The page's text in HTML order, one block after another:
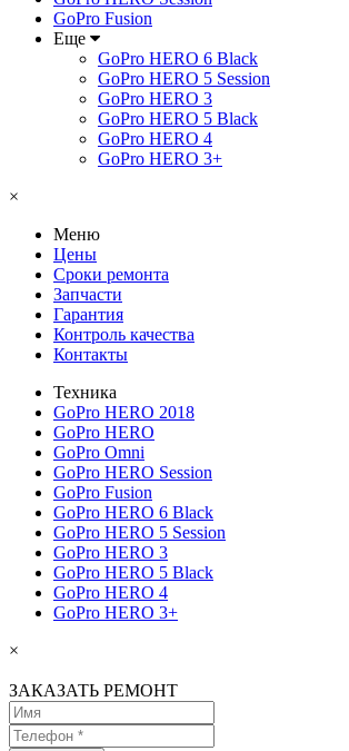
GoPro Fusion
Еще
GoPro HERO 6 Black
GoPro HERO 5 Session
GoPro HERO 3
GoPro HERO 5 Black
GoPro HERO 4
GoPro HERO 3+
×
Меню
Цены
Сроки ремонта
Запчасти
Гарантия
Контроль качества
Контакты
Техника
GoPro HERO 2018
GoPro HERO
GoPro Omni
GoPro HERO Session
GoPro Fusion
GoPro HERO 6 Black
GoPro HERO 5 Session
GoPro HERO 3
GoPro HERO 5 Black
GoPro HERO 4
GoPro HERO 3+
×
ЗАКАЗАТЬ РЕМОНТ